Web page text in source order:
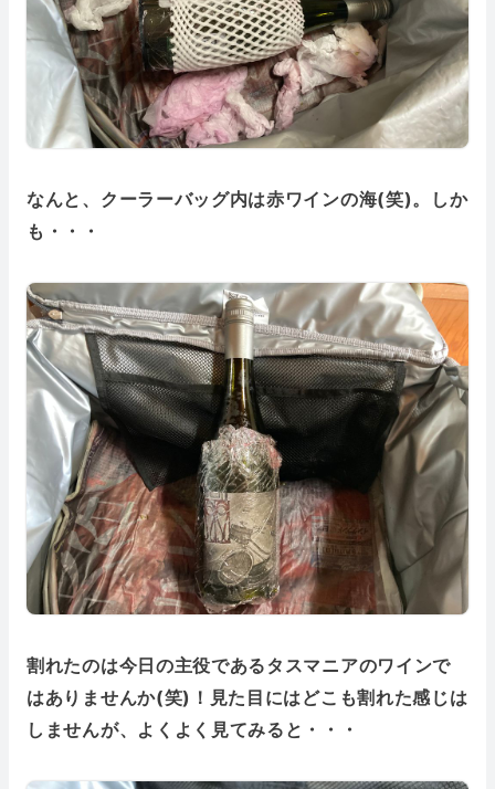
なんと、クーラーバッグ内は赤ワインの海(笑)。しか
も・・・
割れたのは今日の主役であるタスマニアのワインで
はありませんか(笑)！見た目にはどこも割れた感じは
しませんが、よくよく見てみると・・・